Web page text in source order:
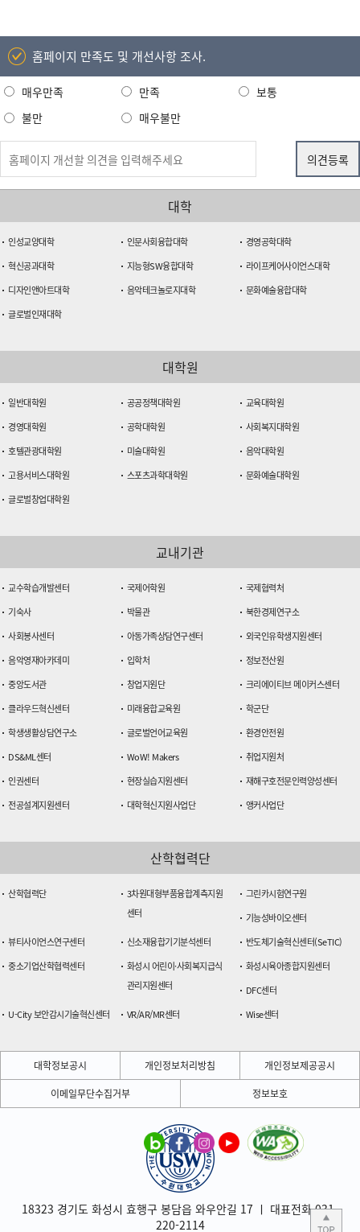
홈페이지 만족도 및 개선사항 조사.
매우만족 만족
보통
불만
매우불만
대학
인성교양대학 인문사회융합대학
경영공학대학
혁신공과대학
지능형SW융합대학
라이프케어사이언스대학
디자인앤아트대학
음악테크놀로지대학
문화예술융합대학
글로벌인재대학
대학원
일반대학원 공공정책대학원
교육대학원
경영대학원
공학대학원
사회복지대학원
호텔관광대학원
미술대학원
음악대학원
고용서비스대학원
스포츠과학대학원
문화예술대학원
글로벌창업대학원
교내기관
교수학습개발센터 국제어학원
국제협력처
기숙사
박물관
북한경제연구소
사회봉사센터
아동가족상담연구센터
외국인유학생지원센터
음악영재아카데미
입학처
정보전산원
중앙도서관
창업지원단
크리에이티브 메이커스센터
클라우드혁신센터
미래융합교육원
학군단
학생생활상담연구소
글로벌언어교육원
환경안전원
DS&ML센터
WoW! Makers
취업지원처
인권센터
현장실습지원센터
재해구호전문인력양성센터
전공설계지원센터
대학혁신지원사업단 앵커사업단
산학협력단
산학협력단
3차원대형부품융합계측지원
센터
그린카시험연구원
기능성바이오센터
뷰티사이언스연구센터
신소재융합기기분석센터
반도체기술혁신센터(SeTIC)
중소기업산학협력센터
화성시 어린이·사회복지급식
관리지원센터
화성시육아종합지원센터
DFC센터
U-City 보안감시기술혁신센터
VR/AR/MR센터 Wise센터
대학정보공시 개인정보처리방침
개인정보제공공시
이메일무단수집거부
정보보호
18323 경기도 화성시 효행구 봉담읍 와우안길 17 ㅣ 대표전화 031-
220-2114